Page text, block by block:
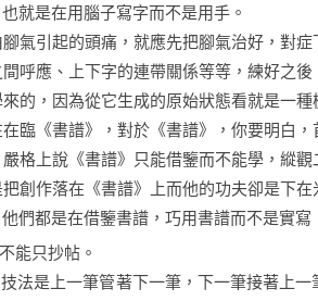
就是在用腦子寫字而不是用手。
氣引起的頭痛，就應先把腳氣治好，對
呼應、上下字的連帶關係等等，練好之
的，因為從它生成的原始狀態看就是一
臨《書譜》，對於《書譜》，你要明白
格上說《書譜》只能借鑒而不能學，縱
創作落在《書譜》上而他的功夫卻是下在
們都是在借鑒書譜，巧用書譜而不是實寫
能只抄帖。
法是上一筆管著下一筆，下一筆接著上